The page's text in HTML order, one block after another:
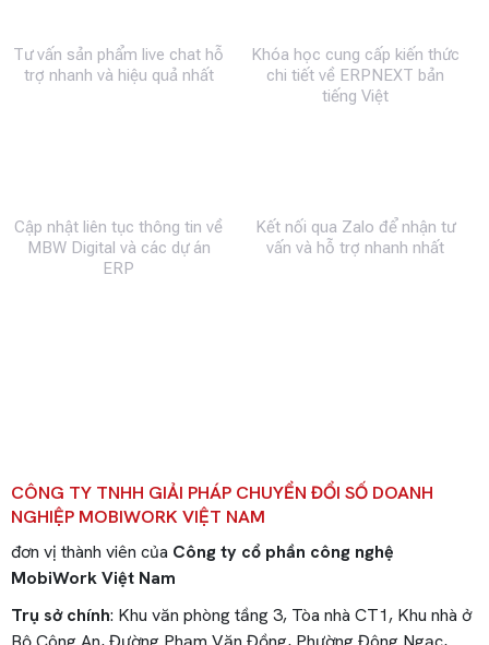
Tư vấn sản phẩm live chat hỗ
trợ nhanh và hiệu quả nhất
Khóa học cung cấp kiến thức
chi tiết về ERPNEXT bản
tiếng Việt
Cập nhật liên tục thông tin về
MBW Digital và các dự án
ERP
Kết nối qua Zalo để nhận tư
vấn và hỗ trợ nhanh nhất
CÔNG TY TNHH GIẢI PHÁP CHUYỂN ĐỔI SỐ DOANH
NGHIỆP MOBIWORK VIỆT NAM
đơn vị thành viên của Công ty cổ phần công nghệ
MobiWork Việt Nam
Trụ sở chính: Khu văn phòng tầng 3, Tòa nhà CT1, Khu nhà ở